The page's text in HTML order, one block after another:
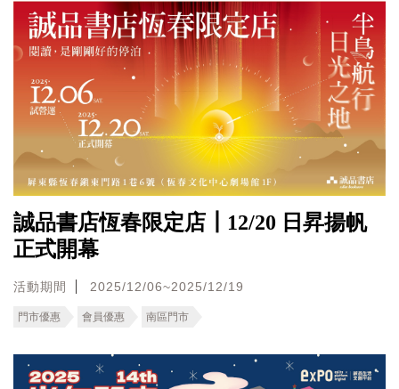
誠品書店恆春限定店┃12/20 日昇揚帆
正式開幕
活動期間 2025/12/06~2025/12/19
門市優惠 會員優惠 南區門市